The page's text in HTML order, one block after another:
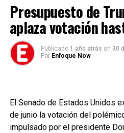
Presupuesto de
aplaza votación
Publicado 1 año atrás on 30
Por Enfoque Now
El Senado de Estados Unidos
de junio la votación del
impulsado por el presidente